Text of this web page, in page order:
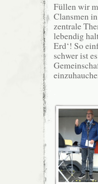
Füllen wir
Clansmen
zentrale
lebendig
Erd‘! So
schwer ist